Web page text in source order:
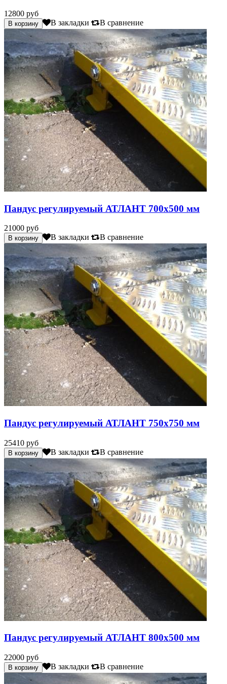
12800 руб
В закладки В сравнение
Пандус регулируемый АТЛАНТ 700х500 мм
21000 руб
В закладки В сравнение
Пандус регулируемый АТЛАНТ 750х750 мм
25410 руб
В закладки В сравнение
Пандус регулируемый АТЛАНТ 800х500 мм
22000 руб
В закладки В сравнение